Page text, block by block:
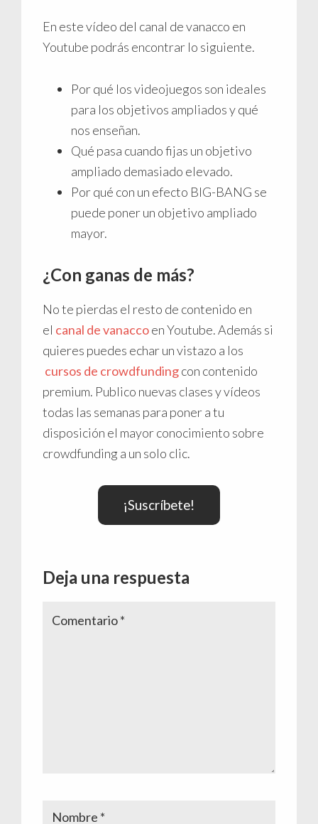
En este vídeo del canal de vanacco en
Youtube podrás encontrar lo siguiente.
Por qué los videojuegos son ideales
para los objetivos ampliados y qué
nos enseñan.
Qué pasa cuando fijas un objetivo
ampliado demasiado elevado.
Por qué con un efecto BIG-BANG se
puede poner un objetivo ampliado
mayor.
¿Con ganas de más?
No te pierdas el resto de contenido en
el canal de vanaccoen Youtube. Además si
quieres puedes echar un vistazo a los
cursos de crowdfundingcon contenido
premium. Publico nuevas clases y vídeos
todas las semanas para poner a tu
disposición el mayor conocimiento sobre
crowdfunding a un solo clic.
¡Suscríbete!
Interacciones
los
Deja una respuesta